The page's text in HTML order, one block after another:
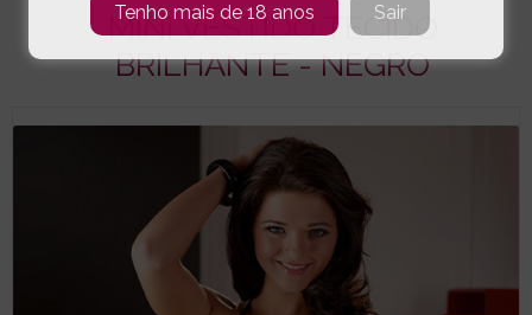
MINI VESTIDO TECIDO
BRILHANTE - NEGRO
Tenho mais de 18 anos Sair